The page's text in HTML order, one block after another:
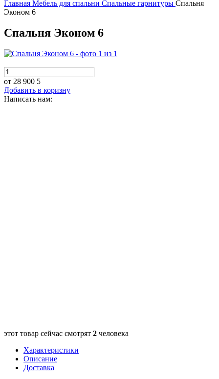
Главная Мебель для спальни Спальные гарнитуры Спальня
Эконом 6
Спальня Эконом 6
от 28 900 5
Добавить в коризну
Написать нам:
этот товар сейчас смотрят 2 человека
Характеристики
Описание
Доставка